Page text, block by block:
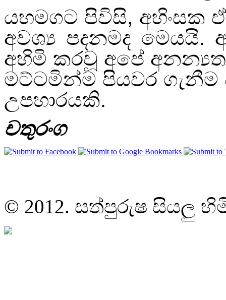
යහමගට පිවිසි, අහිංසක
අවශ්‍ය පදනමද මෙයයි.
අහිමි කරවූ අපේ
මට්ටමින්ම පියවර
උපහාරයකි.
චතුරංග
© 2012. සත්පුරුෂ සියලු